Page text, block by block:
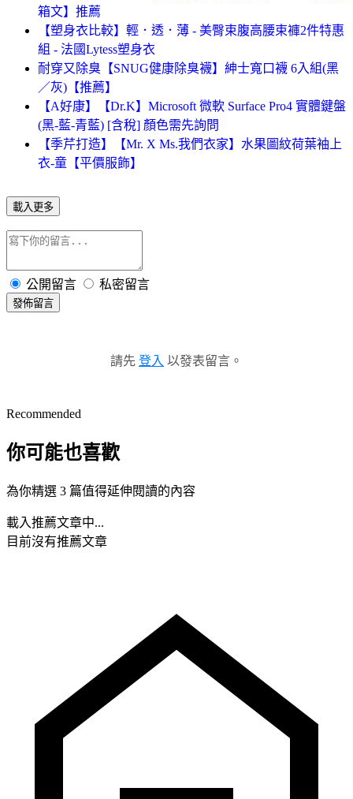
箱文】推薦
【塑身衣比較】輕．透．薄 - 美臀束腹高腰束褲2件特惠
組 - 法國Lytess塑身衣
耐穿又除臭【SNUG健康除臭襪】紳士寬口襪 6入組(黑
／灰)【推薦】
【A好康】【Dr.K】Microsoft 微軟 Surface Pro4 實體鍵盤
(黑-藍-青藍) [含稅] 顏色需先詢問
【季芹打造】【Mr. X Ms.我們衣家】水果圖紋荷葉袖上
衣-童【平價服飾】
載入更多
公開留言 私密留言
發佈留言
請先 登入 以發表留言。
Recommended
你可能也喜歡
為你精選 3 篇值得延伸閱讀的內容
載入推薦文章中...
目前沒有推薦文章